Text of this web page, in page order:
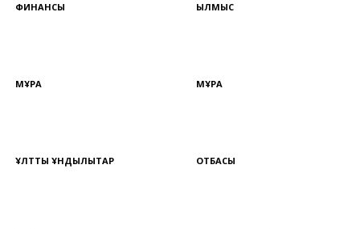
ФИНАНСЫ ҚЫЛМЫС
МҰРА МҰРА
ҰЛТТЫҚ ҚҰНДЫЛЫҚТАР ОТБАСЫ